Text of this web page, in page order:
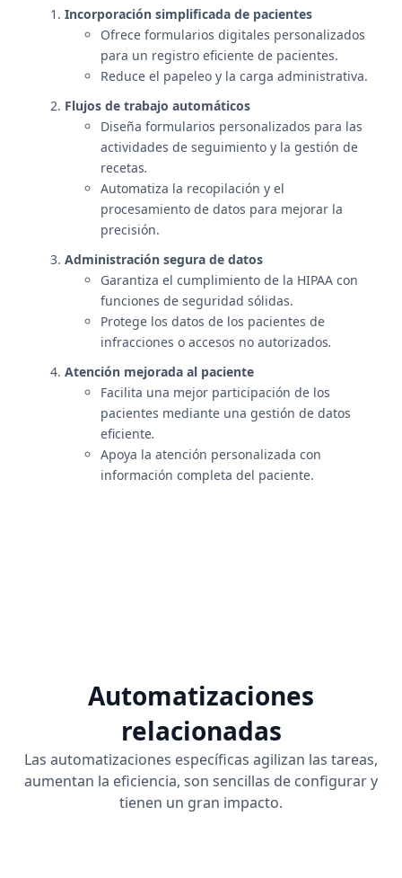
Incorporación simplificada de pacientes
Ofrece formularios digitales personalizados
para un registro eficiente de pacientes.
Reduce el papeleo y la carga administrativa.
Flujos de trabajo automáticos
Diseña formularios personalizados para las
actividades de seguimiento y la gestión de
recetas.
Automatiza la recopilación y el
procesamiento de datos para mejorar la
precisión.
Administración segura de datos
Garantiza el cumplimiento de la HIPAA con
funciones de seguridad sólidas.
Protege los datos de los pacientes de
infracciones o accesos no autorizados.
Atención mejorada al paciente
Facilita una mejor participación de los
pacientes mediante una gestión de datos
eficiente.
Apoya la atención personalizada con
información completa del paciente.
Automatizaciones
relacionadas
Las automatizaciones específicas agilizan las tareas,
aumentan la eficiencia, son sencillas de configurar y
tienen un gran impacto.